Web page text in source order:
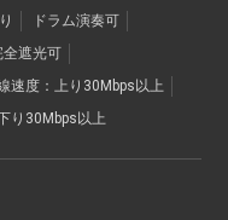
ドラム演奏可
全遮光可
速度：上り30Mbps以上
り30Mbps以上